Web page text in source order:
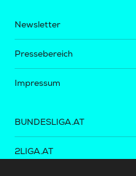
Newsletter
Pressebereich
Impressum
BUNDESLIGA.AT
2LIGA.AT